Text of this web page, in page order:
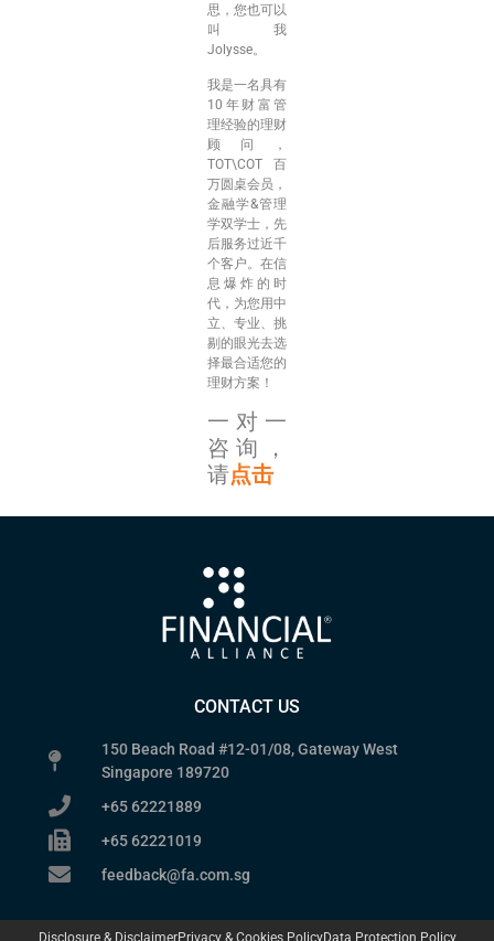
思，您也可以
叫我
Jolysse。
我是一名具有
10年财富管
理经验的理财
顾问，
TOT\COT百
万圆桌会员，
金融学&管理
学双学士，先
后服务过近千
个客户。在信
息爆炸的时
代，为您用中
立、专业、挑
剔的眼光去选
择最合适您的
理财方案！
一对一
咨询，
请点击
CONTACT US
150 Beach Road #12-01/08, Gateway West
Singapore 189720
+65 62221889
+65 62221019
feedback@fa.com.sg
Disclosure & DisclaimerPrivacy & Cookies PolicyData Protection Policy